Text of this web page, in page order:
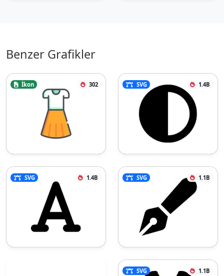
Benzer Grafikler
İkon 302 SVG 1.4B
SVG 1.4B SVG 1.1B
SVG 1.1B